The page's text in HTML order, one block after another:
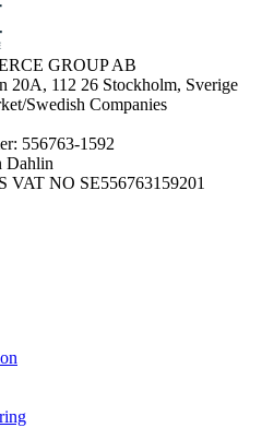
GROUP AB
20A, 112 26 Stockholm, Sverige
Swedish Companies
556763-1592
Dahlin
VAT NO SE556763159201